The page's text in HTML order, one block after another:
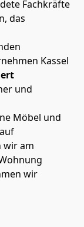
Fachkräfte
das
Kassel
und
Möbel und
wir am
wir